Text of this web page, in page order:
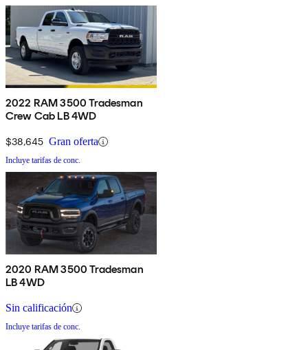
2022 RAM 3500 Tradesman
Crew Cab LB 4WD
$38,645 Gran oferta
Incluye tarifas de conc.
2020 RAM 3500 Tradesman
LB 4WD
Sin calificación
Incluye tarifas de conc.